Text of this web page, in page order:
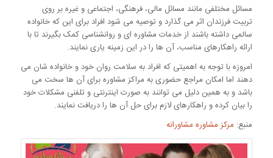
مسائل مختلفی مانند مسائل مالی، فرهنگی، اجتماعی و غیره بر روی
تربیت فرزندان اثر می گذارد و توصیه می شود افراد برای این که خانواده
سالمی داشته باشند از خدمات مشاوره ای و روانشناسی کمک بگیرند تا با
ارائه راهکارهای مناسب، آن ها را در این زمینه یاری نمایند.
امروزه با توجه به اهمیتی که افراد به سلامت روان خود و خانواده شان می
دهند اما امکان مراجع حضوری به مراکز مشاوره برای آن ها سخت می
باشد و به همین دلیل می توانند به صورت اینترنتی و تلفنی مشکلات خود
را بیان کرده و راهکارهای لازم برای حل آن ها را دریافت نمایند.
منبع: مرکز مشاوره مشاورانه